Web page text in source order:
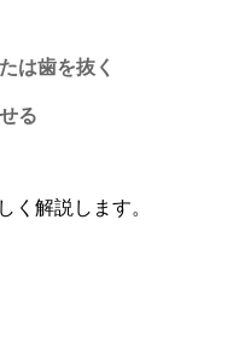
は歯を抜く
る
解説します。